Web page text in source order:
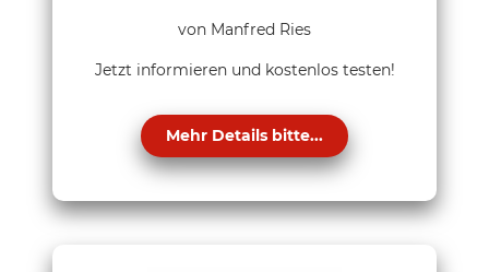
von Manfred Ries
Jetzt informieren und kostenlos testen!
Mehr Details bitte...